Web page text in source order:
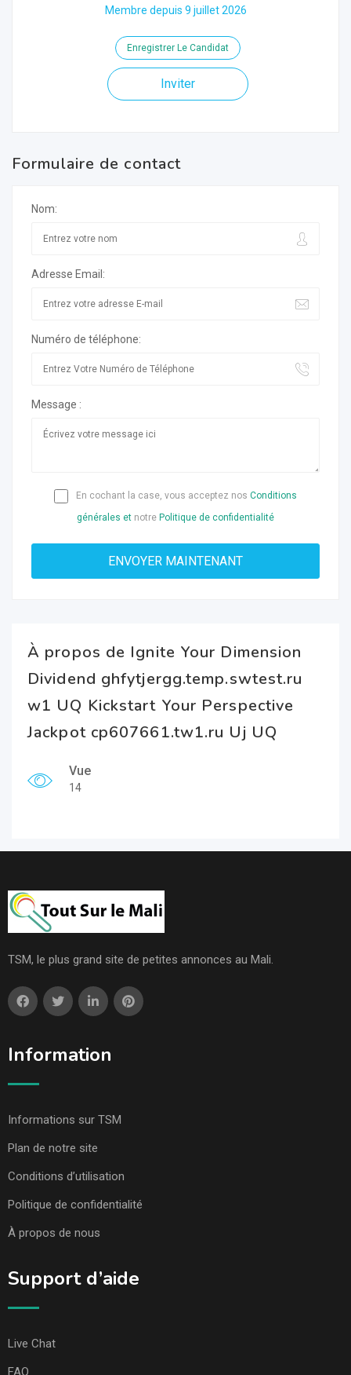
Membre depuis 9 juillet 2026
Enregistrer Le Candidat
Inviter
Formulaire de contact
Nom:
Adresse Email:
Numéro de téléphone:
Message :
En cochant la case, vous acceptez nos Conditions
générales et notre Politique de confidentialité
À propos de Ignite Your Dimension
Dividend ghfytjergg.temp.swtest.ru
w1 UQ Kickstart Your Perspective
Jackpot cp607661.tw1.ru Uj UQ
Vue
14
TSM, le plus grand site de petites annonces au Mali.
Information
Informations sur TSM
Plan de notre site
Conditions d’utilisation
Politique de confidentialité
À propos de nous
Support d’aide
Live Chat
FAQ